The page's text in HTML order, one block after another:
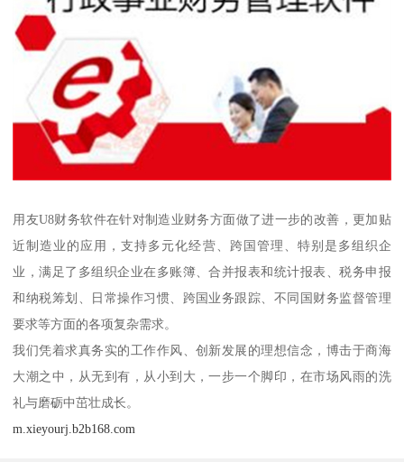
用友U8财务软件在针对制造业财务方面做了进一步的改善，更加贴
近制造业的应用，支持多元化经营、跨国管理、特别是多组织企
业，满足了多组织企业在多账簿、合并报表和统计报表、税务申报
和纳税筹划、日常操作习惯、跨国业务跟踪、不同国财务监督管理
要求等方面的各项复杂需求。
我们凭着求真务实的工作作风、创新发展的理想信念，博击于商海
大潮之中，从无到有，从小到大，一步一个脚印，在市场风雨的洗
礼与磨砺中茁壮成长。
m.xieyourj.b2b168.com